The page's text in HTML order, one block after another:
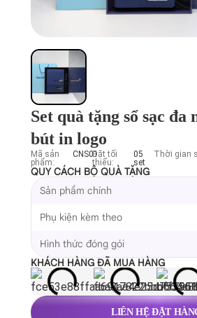
Set quà tặng sổ sạc đa
bút in logo
Mã sản
phẩm:
CNS01Đặt tối
thiểu:
05
set
Thời gian
QUY CÁCH BỘ QUÀ TẶNG
Sản phẩm chính
Phụ kiện kèm theo
Hình thức đóng gói
KHÁCH HÀNG ĐÃ MUA HÀNG
LIÊN HỆ ĐẶT